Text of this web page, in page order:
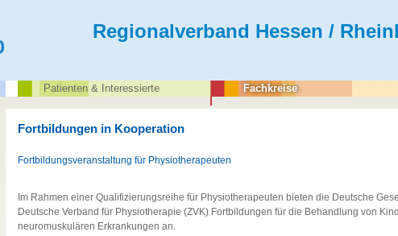
Regionalverband Hessen /
Patienten‌ & Interessierte Fachkreise
Fortbildungen in Kooperation
Fortbildungsveranstaltung für Physiotherapeuten
Im Rahmen einer Qualifizierungsreihe für Physiotherapeuten bieten die Deutsche
Deutsche Verband für Physiotherapie (ZVK) Fortbildungen für die Behandlung von
neuromuskulären Erkrankungen an.